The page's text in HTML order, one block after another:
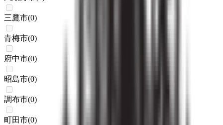
三鷹市(0)
青梅市(0)
府中市(0)
昭島市(0)
調布市(0)
町田市(0)